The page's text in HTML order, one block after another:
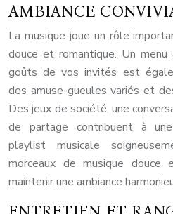
AMBIANCE
La musique joue un rôle
douce et romantique. Un menu
goûts de vos invités est
des amuse-gueules variés et
Des jeux de société, une
de partage contribuent à
playlist musicale
morceaux de musique
maintenir une ambiance